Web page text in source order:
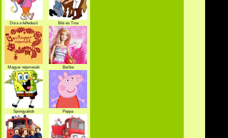
Dóra a felfedező Bibi és Tina
Magyar népmesék Barbie
Spongyabob Peppa